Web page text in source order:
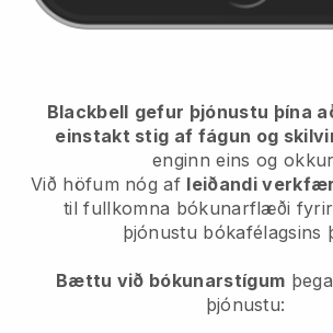
Blackbell gefur þjónustu þína
einstakt stig af fágun og
enginn eins og
Við höfum nóg af leiðandi
til fullkomna bókunarflæði
þjónustu bókafélagsins
Bættu við bókunarstígum
þjónustu: